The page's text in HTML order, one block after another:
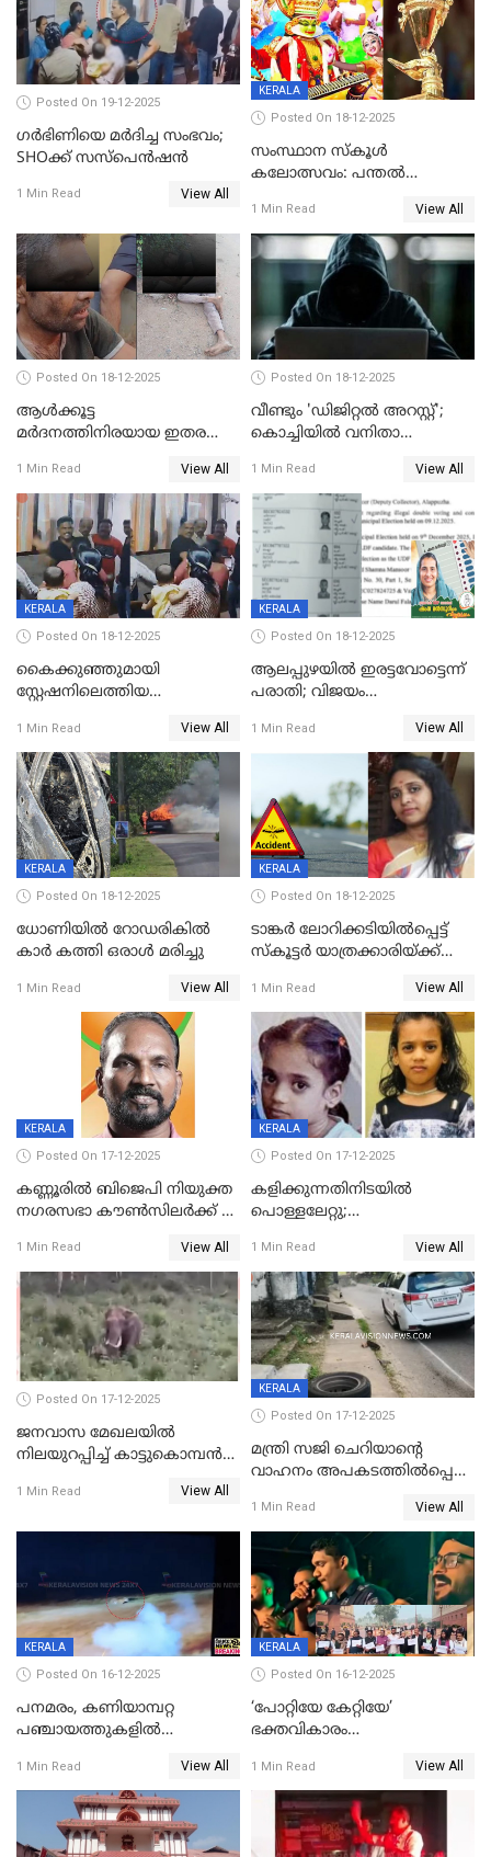
Posted On 19-12-2025
ഗര്‍ഭിണിയെ മർദിച്ച സംഭവം;
SHOക്ക് സസ്പെൻഷൻ
1 Min Read View All
KERALA
Posted On 18-12-2025
സംസ്ഥാന സ്കൂൾ
കലോത്സവം: പന്തൽ
1 Min Read View All
Posted On 18-12-2025
ആൾക്കൂട്ട
മർദനത്തിനിരയായ ഇതര
നടുക്കുന്ന സംഭവം
വാളയാറിൽ
1 Min Read View All
Posted On 18-12-2025
വീണ്ടും 'ഡിജിറ്റല്‍ അറസ്റ്റ്';
കൊച്ചിയില്‍ വനിതാ
കോടി രൂപ
1 Min Read View All
KERALA
Posted On 18-12-2025
കൈക്കുഞ്ഞുമായി
സ്റ്റേഷനിലെത്തിയ
കരണത്തടിച്ചു; CC ടിവി
ദൃശ്യങ്ങൾ പുറത്ത്
1 Min Read View All
KERALA
Posted On 18-12-2025
ആലപ്പുഴയിൽ ഇരട്ടവോട്ടെന്ന്
പരാതി; വിജയം
വാർഡിലെ എൽഡിഎഫ്
സ്ഥാനാർത്ഥി
1 Min Read View All
KERALA
Posted On 18-12-2025
ധോണിയിൽ റോഡരികിൽ
കാർ കത്തി ഒരാൾ മരിച്ചു
1 Min Read View All
KERALA
Posted On 18-12-2025
ടാങ്കർ ലോറിക്കടിയിൽപ്പെട്ട്
സ്കൂട്ടർ യാത്രക്കാരിയ്ക്ക്
കണ്ടോത്ത് ദേശീയ പാതയിൽ
1 Min Read View All
KERALA
Posted On 17-12-2025
കണ്ണൂരിൽ ബിജെപി നിയുക്ത
നഗരസഭാ കൗൺസിലർക്ക് 36
1 Min Read View All
KERALA
Posted On 17-12-2025
കളിക്കുന്നതിനിടയിൽ
പൊള്ളലേറ്റു;
ക്ലാസ് വിദ്യാർത്ഥിനി മരിച്ചു
1 Min Read View All
Posted On 17-12-2025
ജനവാസ മേഖലയില്‍
നിലയുറപ്പിച്ച് കാട്ടുകൊമ്പന്‍
1 Min Read View All
KERALA
Posted On 17-12-2025
മന്ത്രി സജി ചെറിയാന്റെ
വാഹനം അപകടത്തിൽപ്പെട്ടു;
രക്ഷപ്പെട്ടത് തലനാരിടയ്ക്ക്
1 Min Read View All
KERALA
Posted On 16-12-2025
പനമരം, കണിയാമ്പറ്റ
പഞ്ചായത്തുകളിൽ
സ്ഥാപനങ്ങൾക്ക് അവധി
1 Min Read View All
KERALA
Posted On 16-12-2025
‘പോറ്റിയേ കേറ്റിയേ’
ഭക്തവികാരം
ഡിജിപിക്ക് പരാതി; ശക്തമായ
നടപടി വേണമെന്നു
സിപിഐഎമ്മും
1 Min Read View All